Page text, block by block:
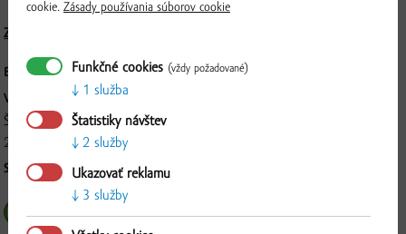
Zloženie a nutričné hodnoty
BALENIE: 10 l
VÝROBCA:
ŠKOLSKÉ HOSPODÁRSTVO-BÚŠLAK, spol. s .r.o., Dunajský Klátov č.
268, 930 21, Dunajský Klátov
SPÔSOB SPRACOVANIA: za studena lisovaný, bez chemickej rafinácie
cookie. Zásady používania súborov cookie
Funkčné cookies (vždy požadované)
1 služba
Štatistiky návštev
2 služby
Ukazovať reklamu
3 služby